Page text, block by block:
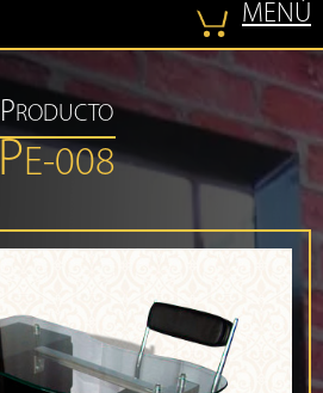
MENÚ
COTIZAR
PRODUCTO
PE-008